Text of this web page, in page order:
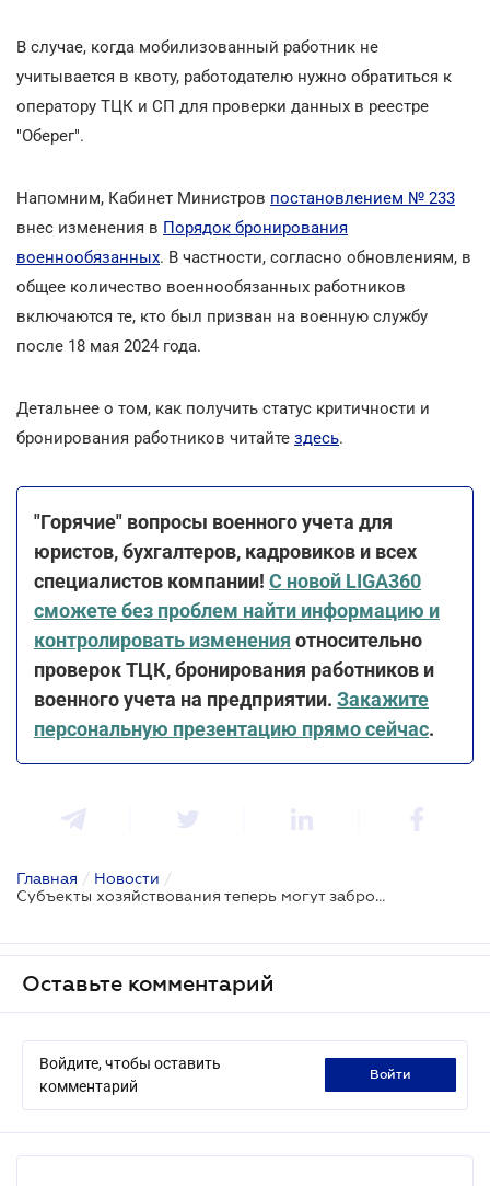
В случае, когда мобилизованный работник не
учитывается в квоту, работодателю нужно обратиться к
оператору ТЦК и СП для проверки данных в реестре
"Оберег".
Напомним, Кабинет Министров постановлением № 233
внес изменения в Порядок бронирования
военнообязанных. В частности, согласно обновлениям, в
общее количество военнообязанных работников
включаются те, кто был призван на военную службу
после 18 мая 2024 года.
Детальнее о том, как получить статус критичности и
бронирования работников читайте здесь.
"Горячие" вопросы военного учета для
юристов, бухгалтеров, кадровиков и всех
специалистов компании! С новой LIGA360
сможете без проблем найти информацию и
контролировать изменения относительно
проверок ТЦК, бронирования работников и
военного учета на предприятии. Закажите
персональную презентацию прямо сейчас.
Главная / Новости /
Субъекты хозяйствования теперь могут забронировать больше работников - Минагрополитики
Оставьте комментарий
Войдите, чтобы оставить
комментарий
войти